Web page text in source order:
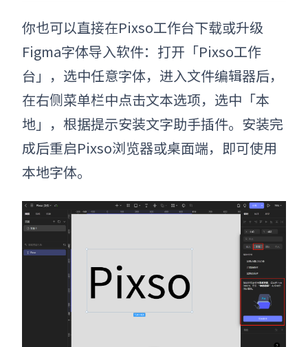
你也可以直接在Pixso工作台下载或升级
Figma字体导入软件：打开「Pixso工作
台」，选中任意字体，进入文件编辑器后，
在右侧菜单栏中点击文本选项，选中「本
地」，根据提示安装文字助手插件。安装完
成后重启Pixso浏览器或桌面端，即可使用
本地字体。